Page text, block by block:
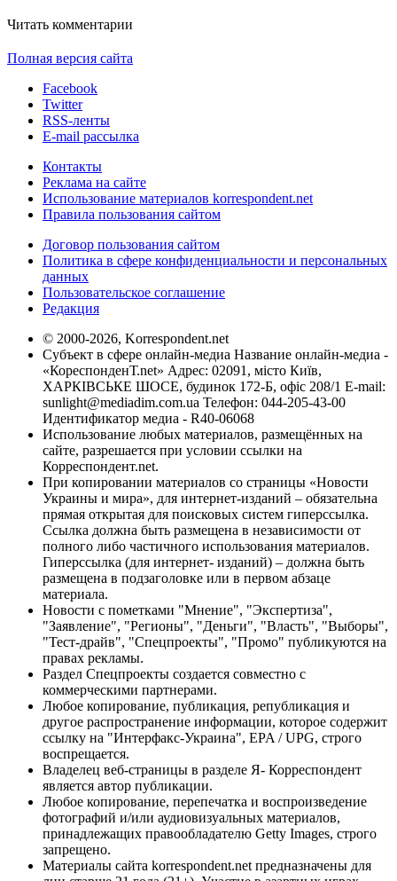
Читать комментарии
Полная версия сайта
Facebook
Twitter
RSS-ленты
E-mail рассылка
Контакты
Реклама на сайте
Использование материалов korrespondent.net
Правила пользования сайтом
Договор пользования сайтом
Политика в сфере конфиденциальности и персональных
данных
Пользовательское соглашение
Редакция
© 2000-2026, Korrespondent.net
Субъект в сфере онлайн-медиа Название онлайн-медиа -
«КореспонденТ.net» Адрес: 02091, місто Київ,
ХАРКІВСЬКЕ ШОСЕ, будинок 172-Б, офіс 208/1 E-mail:
sunlight@mediadim.com.ua Телефон: 044-205-43-00
Идентификатор медиа - R40-06068
Использование любых материалов, размещённых на
сайте, разрешается при условии ссылки на
Корреспондент.net.
При копировании материалов со страницы «Новости
Украины и мира», для интернет-изданий – обязательна
прямая открытая для поисковых систем гиперссылка.
Ссылка должна быть размещена в независимости от
полного либо частичного использования материалов.
Гиперссылка (для интернет- изданий) – должна быть
размещена в подзаголовке или в первом абзаце
материала.
Новости с пометками "Мнение", "Экспертиза",
"Заявление", "Регионы", "Деньги", "Власть", "Выборы",
"Тест-драйв", "Спецпроекты", "Промо" публикуются на
правах рекламы.
Раздел Спецпроекты создается совместно с
коммерческими партнерами.
Любое копирование, публикация, републикация и
другое распространение информации, которое содержит
ссылку на "Интерфакс-Украина", EPA / UPG, строго
воспрещается.
Владелец веб-страницы в разделе Я- Корреспондент
является автор публикации.
Любое копирование, перепечатка и воспроизведение
фотографий и/или аудиовизуальных материалов,
принадлежащих правообладателю Getty Images, строго
запрещено.
Материалы сайта korrespondent.net предназначены для